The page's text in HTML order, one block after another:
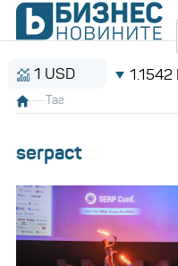
1.1542 BGN
Таг
serpact